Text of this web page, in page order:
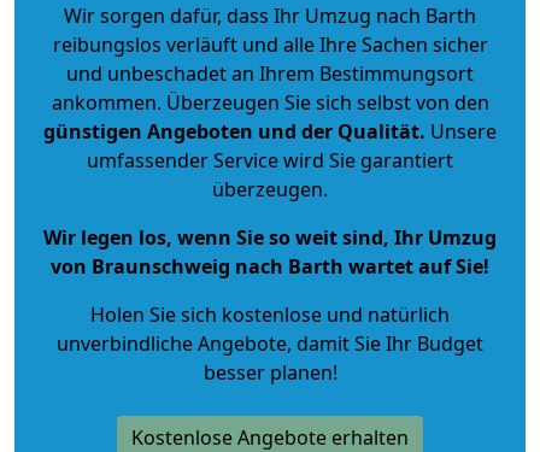
Wir sorgen dafür, dass Ihr Umzug nach Barth
reibungslos verläuft und alle Ihre Sachen sicher
und unbeschadet an Ihrem Bestimmungsort
ankommen. Überzeugen Sie sich selbst von den
günstigen Angeboten und der Qualität. Unsere
umfassender Service wird Sie garantiert
überzeugen.
Wir legen los, wenn Sie so weit sind, Ihr Umzug
von Braunschweig nach Barth wartet auf Sie!
Holen Sie sich kostenlose und natürlich
unverbindliche Angebote, damit Sie Ihr Budget
besser planen!
Kostenlose Angebote erhalten